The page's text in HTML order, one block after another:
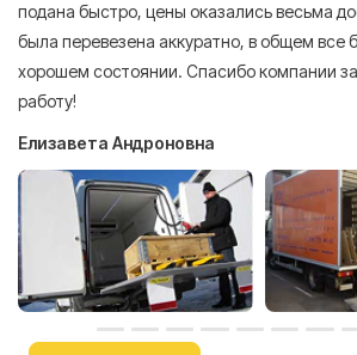
подана быстро, цены оказались весьма
была перевезена аккуратно, в общем все
хорошем состоянии. Спасибо компании
работу!
Елизавета Андроновна